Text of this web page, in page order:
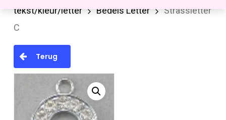
tekst/kleur/letter
Bedels Letter
Strassletter
C
Terug